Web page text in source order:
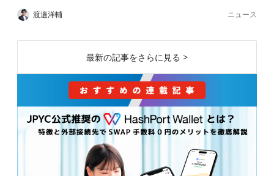
渡邉洋輔 ニュース
最新の記事をさらに見る >